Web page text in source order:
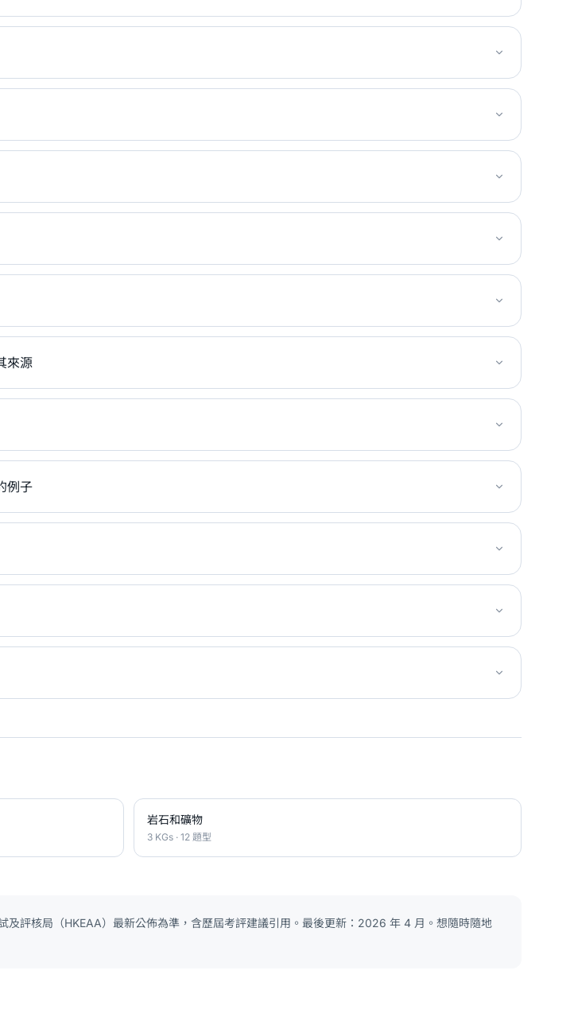
來源
例子
岩石和礦物
3 KGs · 12 題型
及評核局（HKEAA）最新公佈為準，含歷屆考評建議引用。最後更新：2026 年 4 月。想隨時隨地